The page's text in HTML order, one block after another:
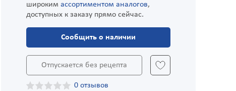
широким ассортиментом аналогов,
доступных к заказу прямо сейчас.
Сообщить о наличии
Отпускается без рецепта
0 отзывов